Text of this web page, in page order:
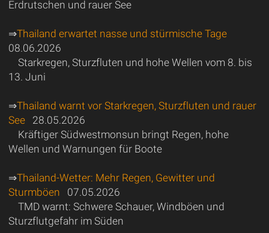
Erdrutschen und rauer See
⇒Thailand erwartet nasse und stürmische Tage
08.06.2026
Starkregen, Sturzfluten und hohe Wellen vom 8. bis
13. Juni
⇒Thailand warnt vor Starkregen, Sturzfluten und rauer
See28.05.2026
Kräftiger Südwestmonsun bringt Regen, hohe
Wellen und Warnungen für Boote
⇒Thailand-Wetter: Mehr Regen, Gewitter und
Sturmböen 07.05.2026
TMD warnt: Schwere Schauer, Windböen und
Sturzflutgefahr im Süden